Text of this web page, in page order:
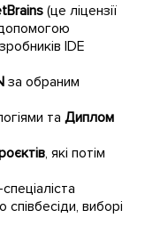
(це ліцензії
IDE
за обраним
та Диплом
, які потім
виборі